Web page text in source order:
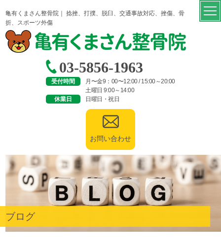
亀有くまさん整骨院｜ 捻挫、打撲、脱臼、交通事故対応、挫傷、骨
折、スポーツ外傷
03-5856-1963
受付時間
月〜金9：00〜12:00 / 15:00～20:00
土曜日 9:00～14:00
休業日
日曜日・祝日
お問い合わせ
ブログ